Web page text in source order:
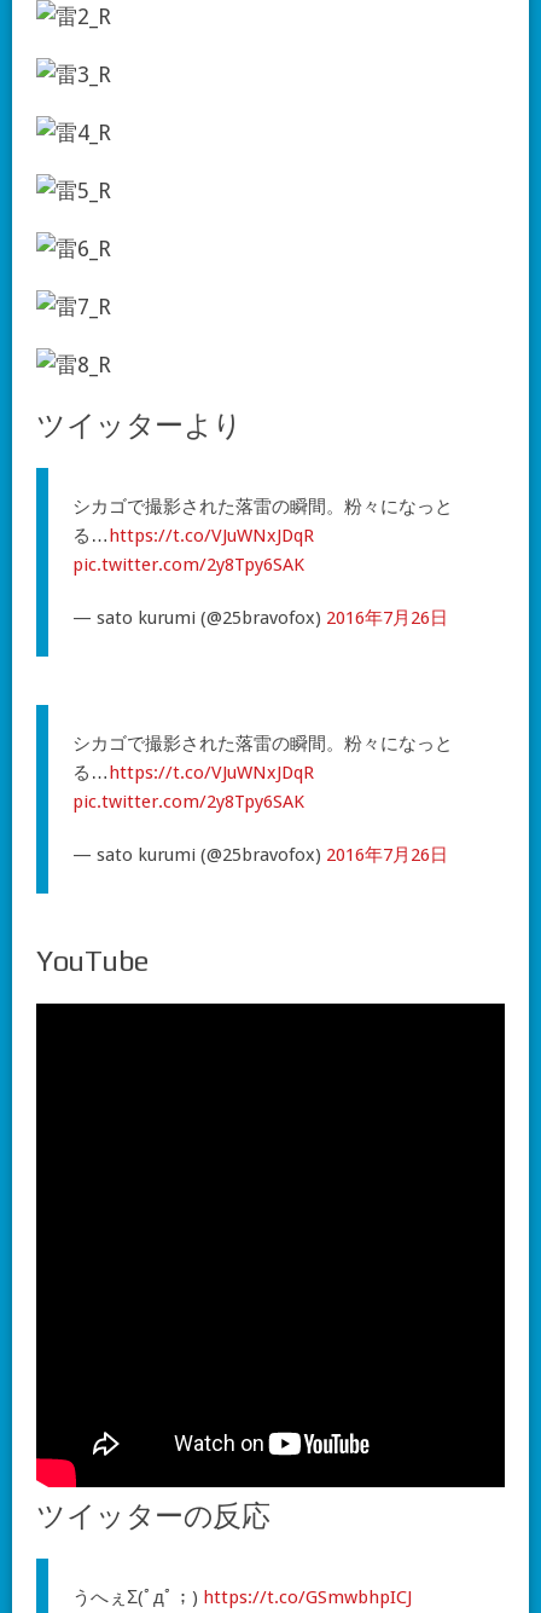
ツイッターより
シカゴで撮影された落雷の瞬間。粉々になっと
る… https://t.co/VJuWNxJDqR
pic.twitter.com/2y8Tpy6SAK
— sato kurumi (@25bravofox) 2016年7月26日
シカゴで撮影された落雷の瞬間。粉々になっと
る… https://t.co/VJuWNxJDqR
pic.twitter.com/2y8Tpy6SAK
— sato kurumi (@25bravofox) 2016年7月26日
YouTube
ツイッターの反応
うへぇΣ(ﾟдﾟ；) https://t.co/GSmwbhpICJ